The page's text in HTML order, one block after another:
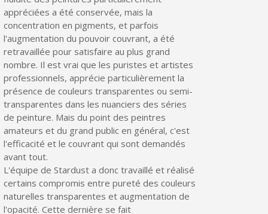
Livraison offerte en France métropolitaine pour 250€ d'achats
Paiement en 4x sans frais dès 30€ d'achats
Votre devis en ligne en moins d'1 minute
Partagez vos créations et obtenez des bons d'achat
Gagnez des points de fidélité à chaque commande
Livraison sous 24 h en France Métropolitaine
Retour produits sous 14 jours
Réduction de 5€ sur la première commande
10€ de bon d'achat pour chaque parrainage
Inscription à la newsletter : 5€ de réduction
appréciées a été conservée, mais la
concentration en pigments, et parfois
l'augmentation du pouvoir couvrant, a été
retravaillée pour satisfaire au plus grand
nombre. Il est vrai que les puristes et artistes
professionnels, apprécie particulièrement la
présence de couleurs transparentes ou semi-
transparentes dans les nuanciers des séries
de peinture. Mais du point des peintres
amateurs et du grand public en général, c'est
l'efficacité et le couvrant qui sont demandés
avant tout.
L'équipe de Stardust a donc travaillé et réalisé
certains compromis entre pureté des couleurs
naturelles transparentes et augmentation de
l'opacité. Cette dernière se fait